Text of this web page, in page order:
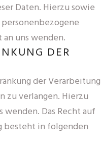
Daten. Hierzu sowie
uns wenden.
DER
der Verarbeitung
zu verlangen. Hierzu
Das Recht auf
besteht in folgenden